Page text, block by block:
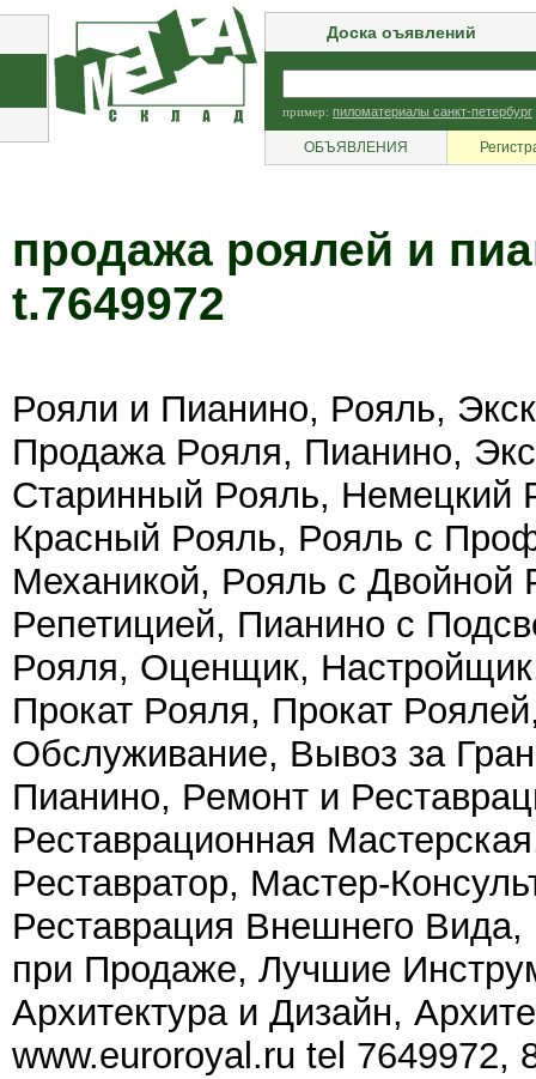
Доска оъявлений
пример: пиломатериалы санкт-петербург
ОБЪЯВЛЕНИЯ
продажа роялей и
t.7649972
Рояли и Пианино, Рояль,
Продажа Рояля, Пианино,
Старинный Рояль, Немецкий
Красный Рояль, Рояль с
Механикой, Рояль с Двойной
Репетицией, Пианино с
Рояля, Оценщик,
Прокат Рояля, Прокат
Обслуживание, Вывоз за
Пианино, Ремонт и
Реставрационная
Реставратор, Мастер-
Реставрация Внешнего
при Продаже, Лучшие
Архитектура и Дизайн,
www.euroroyal.ru tel 7649972,